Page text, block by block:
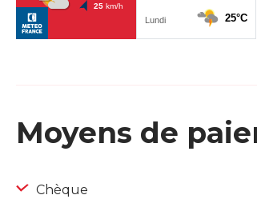
Moyens de
Chèque